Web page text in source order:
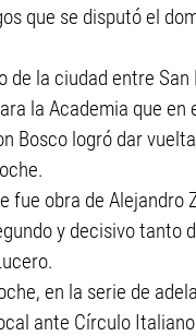
que se disputó el
de la ciudad entre
la Academia que en
Bosco logró dar
fue obra de Alejandro
y decisivo tanto
en la serie de
ante Círculo